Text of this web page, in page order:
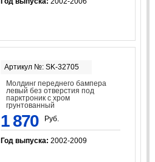
Артикул №: SK-32705
Молдинг переднего бампера
левый без отверстия под
парктроник с хром
грунтованный
1 870 Руб.
Год выпуска: 2002-2009